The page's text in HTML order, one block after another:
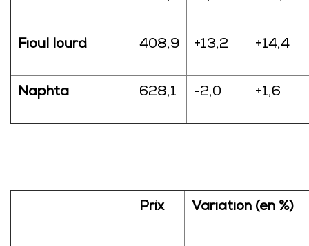
Fioul lourd 408,9 +13,2 +14,4
Naphta 628,1 -2,0 +1,6
Prix Variation (en %)